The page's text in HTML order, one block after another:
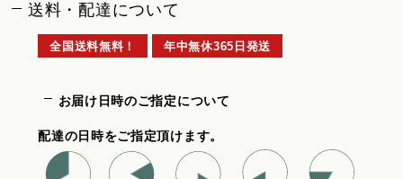
送料・配達について
全国送料無料！ 年中無休365日発送
お届け日時のご指定について
配達の日時をご指定頂けます。